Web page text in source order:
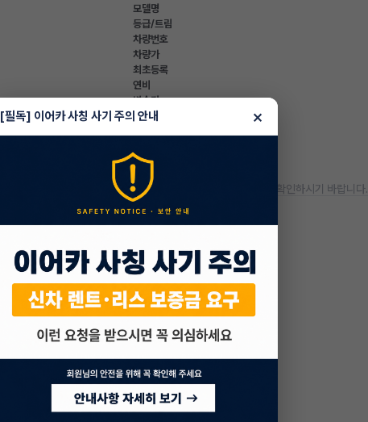
모델명
등급/트림
차량번호
차량가
최초등록
연비
변속기
유종
주행거리(등록일기준)
* 정확한 정보는 판매자와 반드시 확인하시기 바랍니다.
차량 옵션 정보
[필독] 이어카 사칭 사기 주의 안내 ×